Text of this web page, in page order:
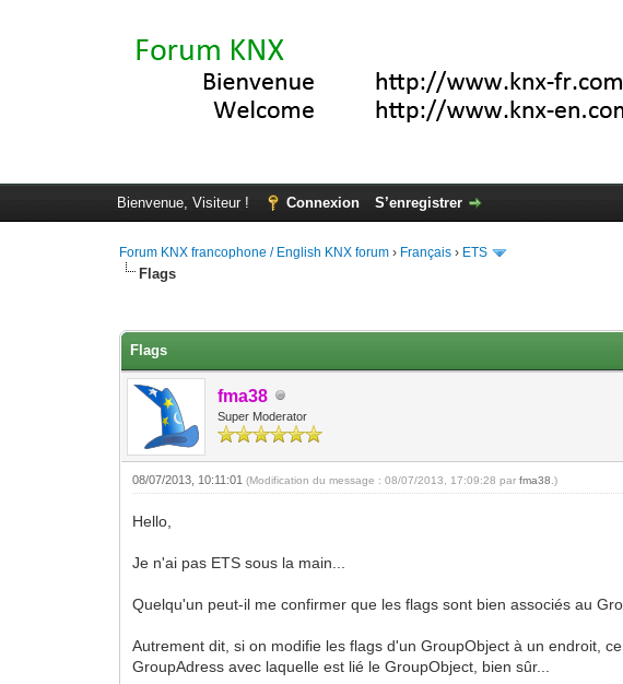
Bienvenue, Visiteur ! Connexion S’enregistrer
Forum KNX francophone / English KNX forum › Français › ETS
Flags
Flags
fma38
Super Moderator
08/07/2013, 10:11:01(Modification du message : 08/07/2013, 17:09:28 parfma38 .)
Hello,
Je n'ai pas ETS sous la main...
Quelqu'un peut-il me confirmer que les flags sont bien associés au
Autrement dit, si on modifie les flags d'un GroupObject à un endroit,
GroupAdress avec laquelle est lié le GroupObject, bien sûr...